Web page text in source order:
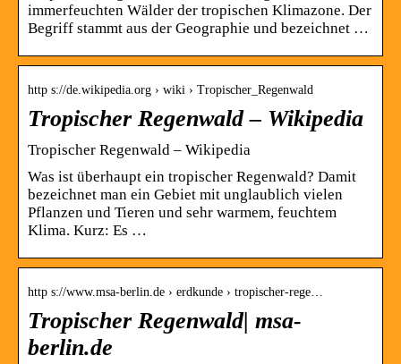
immerfeuchten Wälder der tropischen Klimazone. Der
Begriff stammt aus der Geographie und bezeichnet …
http s://de.wikipedia.org › wiki › Tropischer_Regenwald
Tropischer Regenwald – Wikipedia
Tropischer Regenwald – Wikipedia
Was ist überhaupt ein tropischer Regenwald? Damit
bezeichnet man ein Gebiet mit unglaublich vielen
Pflanzen und Tieren und sehr warmem, feuchtem
Klima. Kurz: Es …
http s://www.msa-berlin.de › erdkunde › tropischer-rege…
Tropischer Regenwald| msa-
berlin.de